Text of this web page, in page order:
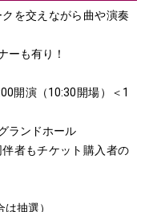
を交えながら曲や演奏
ーも有り！
開演（10:30開場）＜1
ランドホール
者もチケット購入者の
抽選）